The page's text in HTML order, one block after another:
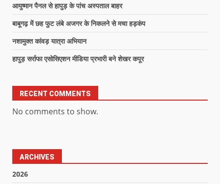
आयुष्मान पैनल से हापुड़ के पांच अस्पताल बाहर
बाबूगढ़ में छह फुट लंबे अजगर के निकलने से मचा हड़कंप
नशामुक्त कांवड़ यात्रा अभियान
हापुड़ सर्राफा एसोसिएशन मीडिया प्रभारी बने शेखर कपूर
RECENT COMMENTS
No comments to show.
ARCHIVES
2026